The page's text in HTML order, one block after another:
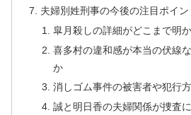
夫婦別姓刑事の今後の注目ポイン
皐月殺しの詳細がどこまで明
喜多村の違和感が本当の伏線
か
消しゴム事件の被害者や犯行
誠と明日香の夫婦関係が捜査